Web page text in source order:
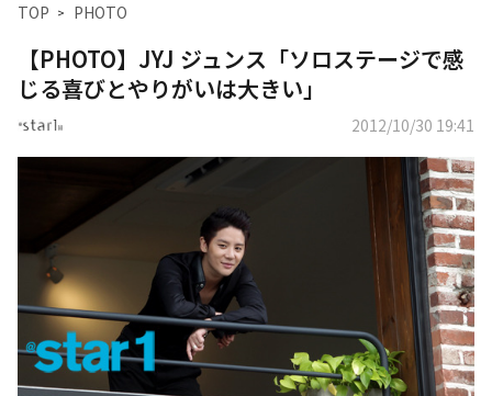
TOP PHOTO
【PHOTO】JYJ ジュンス「ソロステージで感
じる喜びとやりがいは大きい」
2012/10/30 19:41